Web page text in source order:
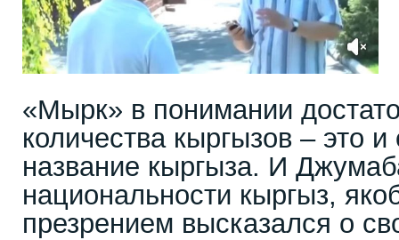
«Мырк» в понимании
количества кыргызов – это
название кыргыза. И
национальности кыргыз,
презрением высказался о